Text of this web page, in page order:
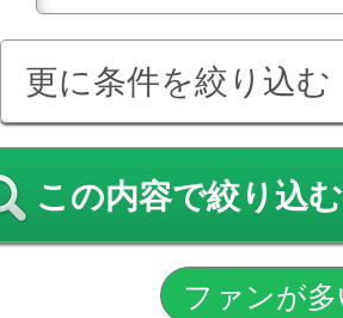
更に条件を絞り込む
この内容で絞り込む